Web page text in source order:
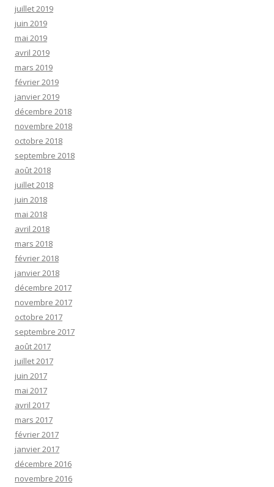
juillet 2019
juin 2019
mai 2019
avril 2019
mars 2019
février 2019
janvier 2019
décembre 2018
novembre 2018
octobre 2018
septembre 2018
août 2018
juillet 2018
juin 2018
mai 2018
avril 2018
mars 2018
février 2018
janvier 2018
décembre 2017
novembre 2017
octobre 2017
septembre 2017
août 2017
juillet 2017
juin 2017
mai 2017
avril 2017
mars 2017
février 2017
janvier 2017
décembre 2016
novembre 2016